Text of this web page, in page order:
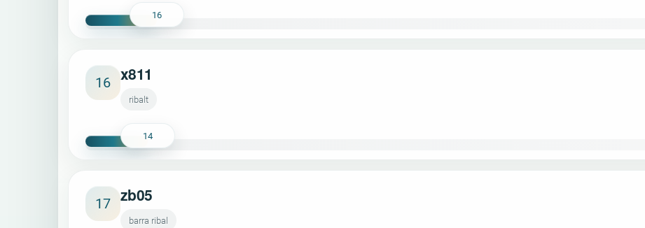
16
16 x811
ribalt
14
17 zb05
barra ribal